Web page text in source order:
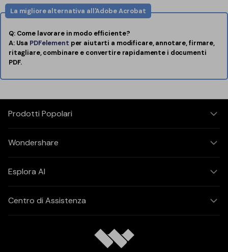
La migliore alternativa all'Adobe Acrobat
Q: Come lavorare in modo efficiente?
A: Usa PDFelement per aiutarti a modificare, annotare, firmare,
ritagliare, combinare e convertire rapidamente i documenti
PDF.
Prodotti Popolari
Wondershare
Esplora AI
Centro di Assistenza